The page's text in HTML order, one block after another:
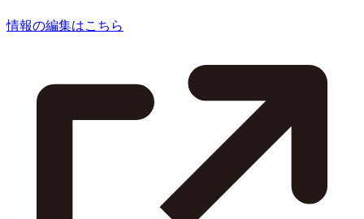
情報の編集はこちら